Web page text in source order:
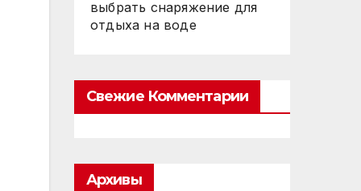
выбрать снаряжение для
отдыха на воде
Свежие Комментарии
Архивы